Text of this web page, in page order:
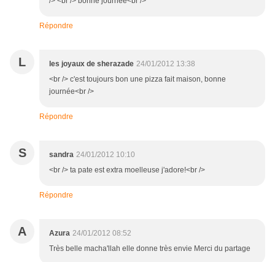
Répondre
L les joyaux de sherazade 24/01/2012 13:38
<br /> c'est toujours bon une pizza fait maison, bonne
journée<br />
Répondre
S sandra 24/01/2012 10:10
<br /> ta pate est extra moelleuse j'adore!<br />
Répondre
A Azura 24/01/2012 08:52
Très belle macha'llah elle donne très envie Merci du partage